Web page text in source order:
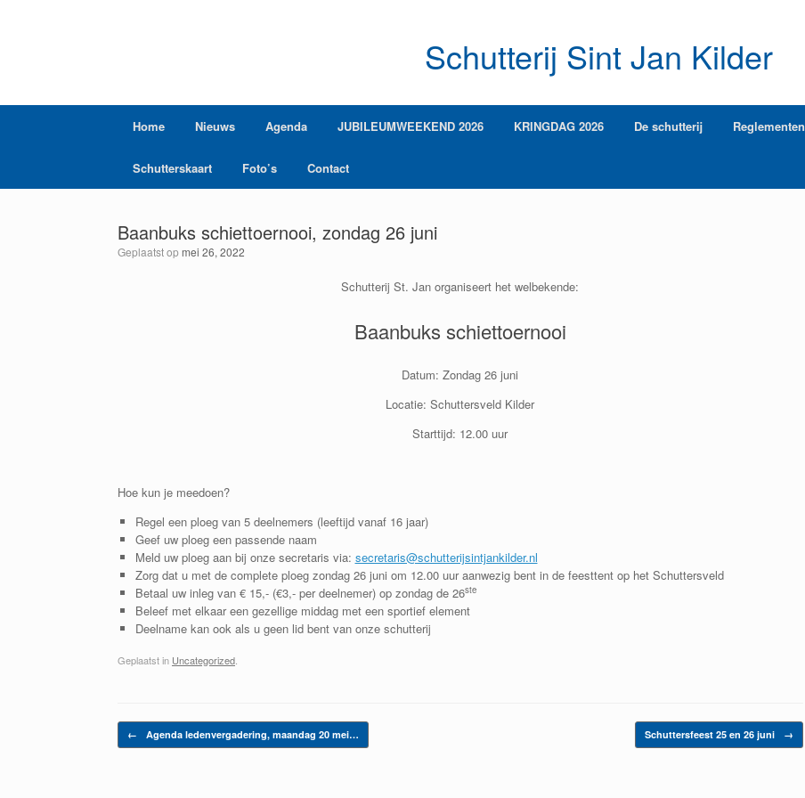
Schutterij Sint Jan Kilder
Home Nieuws Agenda JUBILEUMWEEKEND 2026 KRINGDAG 2026 De schutterij Reglementen
Schutterskaart Foto’s Contact
Baanbuks schiettoernooi, zondag 26 juni
Geplaatst opmei 26, 2022
Schutterij St. Jan organiseert het welbekende:
Baanbuks schiettoernooi
Datum: Zondag 26 juni
Locatie: Schuttersveld Kilder
Starttijd: 12.00 uur
Hoe kun je meedoen?
Regel een ploeg van 5 deelnemers (leeftijd vanaf 16 jaar)
Geef uw ploeg een passende naam
Meld uw ploeg aan bij onze secretaris via: secretaris@schutterijsintjankilder.nl
Zorg dat u met de complete ploeg zondag 26 juni om 12.00 uur aanwezig bent in de feesttent op het Schuttersveld
Betaal uw inleg van € 15,- (€3,- per deelnemer) op zondag de 26ste
Beleef met elkaar een gezellige middag met een sportief element
Deelname kan ook als u geen lid bent van onze schutterij
Geplaatst in Uncategorized
Bericht navigatie
← Agenda ledenvergadering, maandag 20 mei… Schuttersfeest 25 en 26 juni →